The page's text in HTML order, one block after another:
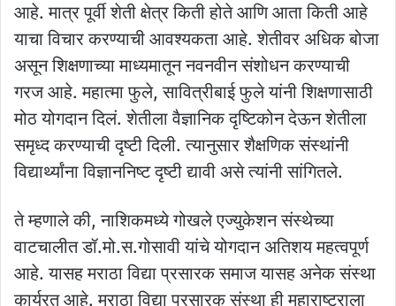
आहे. मात्र पूर्वी शेती क्षेत्र किती होते आणि आता किती आहे
याचा विचार करण्याची आवश्यकता आहे. शेतीवर अधिक बोजा
असून शिक्षणाच्या माध्यमातून नवनवीन संशोधन करण्याची
गरज आहे. महात्मा फुले, सावित्रीबाई फुले यांनी शिक्षणासाठी
मोठ योगदान दिलं. शेतीला वैज्ञानिक दृष्टिकोन देऊन शेतीला
समृध्द करण्याची दृष्टी दिली. त्यानुसार शैक्षणिक संस्थांनी
विद्यार्थ्यांना विज्ञाननिष्ट दृष्टी द्यावी असे त्यांनी सांगितले.
ते म्हणाले की, नाशिकमध्ये गोखले एज्युकेशन संस्थेच्या
वाटचालीत डॉ.मो.स.गोसावी यांचे योगदान अतिशय महत्वपूर्ण
आहे. यासह मराठा विद्या प्रसारक समाज यासह अनेक संस्था
कार्यरत आहे. मराठा विद्या प्रसारक संस्था ही महाराष्ट्राला